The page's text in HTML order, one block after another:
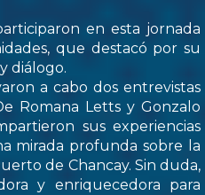
en esta jornada
que destacó por su
diálogo.
a cabo dos entrevistas
Romana Letts y Gonzalo
sus experiencias
mirada profunda sobre la
de Chancay. Sin duda,
y enriquecedora para